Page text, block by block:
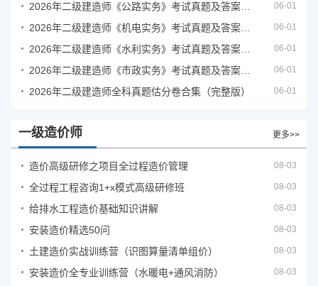
06-01
06-01
06-01
06-01
2026年二级建造师全科真题估分卷合集（完整版） 06-01
一级造价师 更多>>
造价高级研修之项目全过程造价管理 08-03
全过程工程咨询1+x模式高级研修班 08-03
给排水工程造价基础知识讲解 08-03
安装造价精选50问 08-03
土建造价实战训练营（识图算量清单组价） 08-03
安装造价全专业训练营（水暖电+通风消防） 08-03